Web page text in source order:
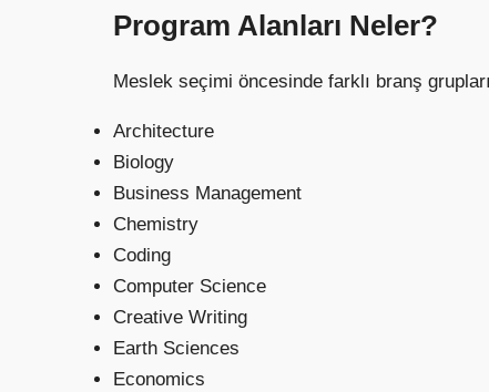
Program Alanları Neler?
Meslek seçimi öncesinde farklı branş
Architecture
Biology
Business Management
Chemistry
Coding
Computer Science
Creative Writing
Earth Sciences
Economics